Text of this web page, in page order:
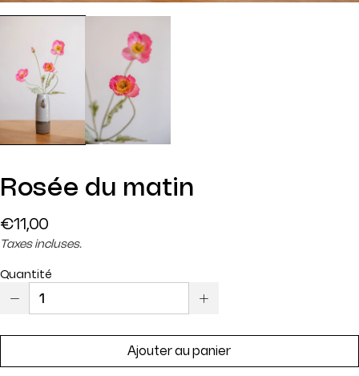
Rosée du matin
Prix
régulier
€11,00
Taxes incluses.
Quantité
Ajouter au panier